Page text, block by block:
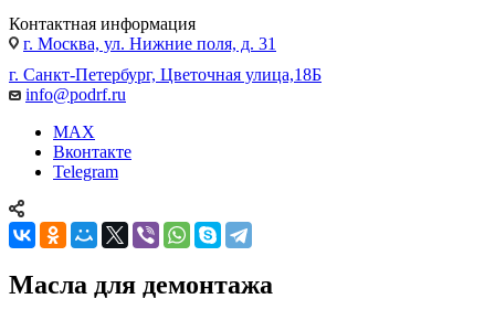
Контактная информация
г. Москва, ул. Нижние поля, д. 31
г. Санкт-Петербург, Цветочная улица,18Б
info@podrf.ru
MAX
Вконтакте
Telegram
Масла для демонтажа